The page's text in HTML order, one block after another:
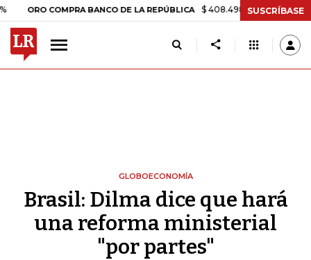
COMPRA BANCO DE LA REPÚBLICA $ 408.498,97 +$ 8.753,81 +2,19%
SUSCRÍBASE
GLOBOECONOMÍA
Brasil: Dilma dice que hará
una reforma ministerial
"por partes"